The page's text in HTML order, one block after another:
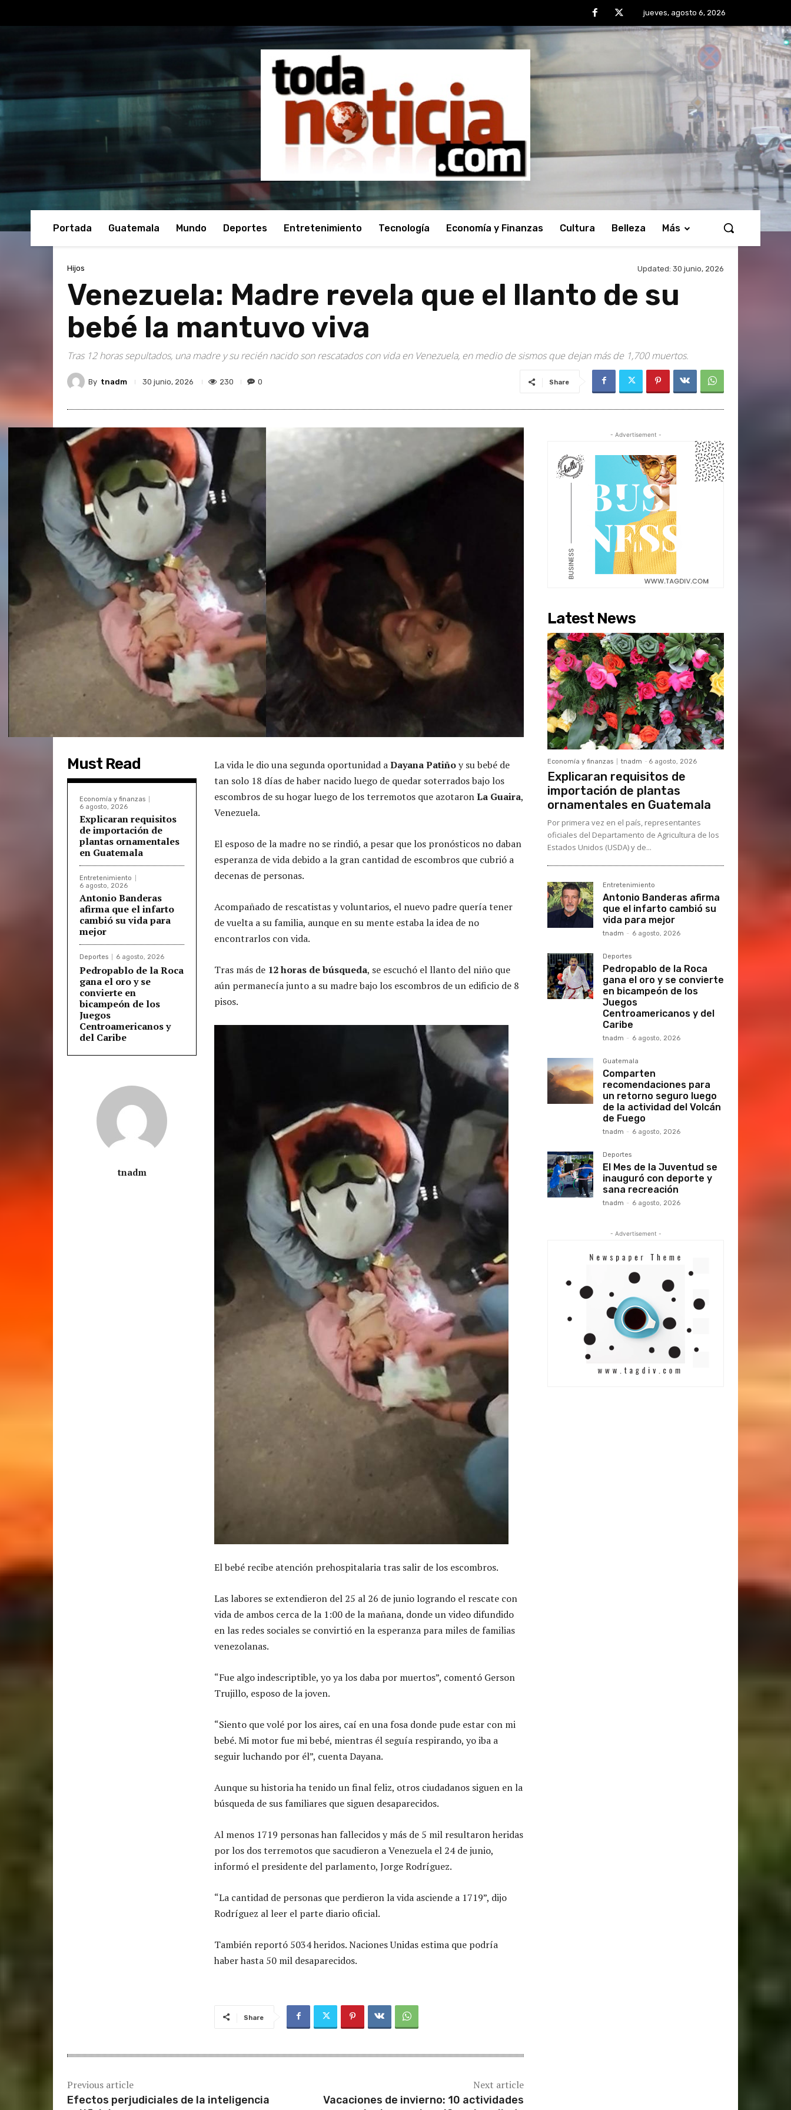
jueves, agosto 6, 2026
Portada Guatemala Mundo Deportes Entretenimiento Tecnología Economía y Finanzas Cultura Belleza Más
Hijos Updated: 30 junio, 2026
Venezuela: Madre revela que el llanto de su
bebé la mantuvo viva
Tras 12 horas sepultados, una madre y su recién nacido son rescatados con vida en Venezuela, en medio de sismos que dejan más de 1,700 muertos.
By tnadm 30 junio, 2026 230 0 Share
Must Read
Economía y finanzas
6 agosto, 2026
Explicaran requisitos
de importación de
plantas ornamentales
en Guatemala
Entretenimiento
6 agosto, 2026
Antonio Banderas
afirma que el infarto
cambió su vida para
mejor
Deportes 6 agosto, 2026
Pedropablo de la Roca
gana el oro y se
convierte en
bicampeón de los
Juegos
Centroamericanos y
del Caribe
tnadm
La vida le dio una segunda oportunidad aDayana Patiñoy su bebé de
tan solo 18 días de haber nacido luego de quedar soterrados bajo los
escombros de su hogar luego de los terremotos que azotaronLa Guaira,
Venezuela.
El esposo de la madre no se rindió, a pesar que los pronósticos no daban
esperanza de vida debido a la gran cantidad de escombros que cubrió a
decenas de personas.
Acompañado de rescatistas y voluntarios, el nuevo padre quería tener
de vuelta a su familia, aunque en su mente estaba la idea de no
encontrarlos con vida.
Tras más de 12 horas de búsqueda, se escuchó el llanto del niño que
aún permanecía junto a su madre bajo los escombros de un edificio de 8
pisos.
El bebé recibe atención prehospitalaria tras salir de los escombros.
Las labores se extendieron del 25 al 26 de junio logrando el rescate con
vida de ambos cerca de la 1:00 de la mañana, donde un video difundido
en las redes sociales se convirtió en la esperanza para miles de familias
venezolanas.
“Fue algo indescriptible, yo ya los daba por muertos”, comentó Gerson
Trujillo, esposo de la joven.
“Siento que volé por los aires, caí en una fosa donde pude estar con mi
bebé. Mi motor fue mi bebé, mientras él seguía respirando, yo iba a
seguir luchando por él”, cuenta Dayana.
Aunque su historia ha tenido un final feliz, otros ciudadanos siguen en la
búsqueda de sus familiares que siguen desaparecidos.
Al menos 1719 personas han fallecidos y más de 5 mil resultaron heridas
por los dos terremotos que sacudieron a Venezuela el 24 de junio,
informó el presidente del parlamento, Jorge Rodríguez.
“La cantidad de personas que perdieron la vida asciende a 1719”, dijo
Rodríguez al leer el parte diario oficial.
También reportó 5034 heridos. Naciones Unidas estima que podría
haber hasta 50 mil desaparecidos.
Share
Previous article
Efectos perjudiciales de la inteligencia
Next article
Vacaciones de invierno: 10 actividades
- Advertisement -
Latest News
Economía y finanzas tnadm - 6 agosto, 2026
Explicaran requisitos de
importación de plantas
ornamentales en Guatemala
Por primera vez en el país, representantes
oficiales del Departamento de Agricultura de los
Estados Unidos (USDA) y de...
Entretenimiento
Antonio Banderas afirma
que el infarto cambió su
vida para mejor
tnadm - 6 agosto, 2026
Deportes
Pedropablo de la Roca
gana el oro y se convierte
en bicampeón de los
Juegos
Centroamericanos y del
Caribe
tnadm - 6 agosto, 2026
Guatemala
Comparten
recomendaciones para
un retorno seguro luego
de la actividad del Volcán
de Fuego
tnadm - 6 agosto, 2026
Deportes
El Mes de la Juventud se
inauguró con deporte y
sana recreación
tnadm - 6 agosto, 2026
- Advertisement -